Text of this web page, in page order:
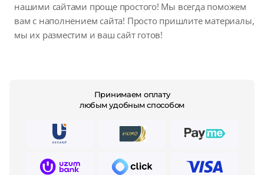
нашими сайтами проще простого! Мы всегда поможем
вам с наполнением сайта! Просто пришлите материалы,
мы их разместим и ваш сайт готов!
Принимаем оплату
любым удобным способом